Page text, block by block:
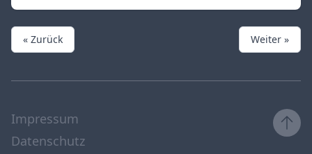
« Zurück Weiter »
Impressum
Datenschutz